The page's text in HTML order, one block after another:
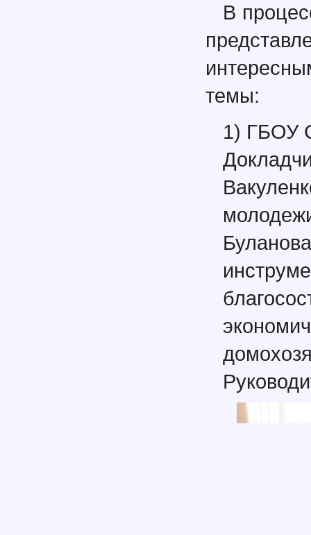
В
темы:
1) ГБОУ